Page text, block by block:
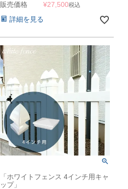
販売価格
¥27,500税込
詳細を見る
「ホワイトフェンス 4インチ用キャ
ップ」